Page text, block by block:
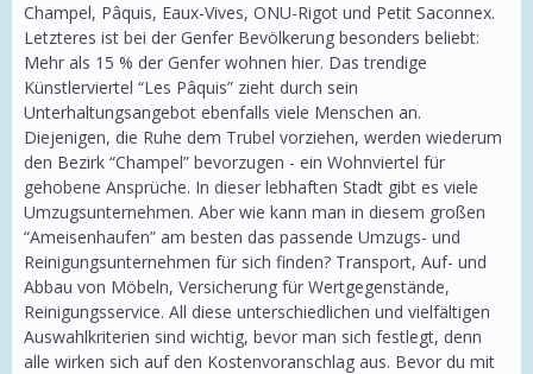
Champel, Pâquis, Eaux-Vives, ONU-Rigot und Petit Saconnex.
Letzteres ist bei der Genfer Bevölkerung besonders beliebt:
Mehr als 15 % der Genfer wohnen hier. Das trendige
Künstlerviertel “Les Pâquis” zieht durch sein
Unterhaltungsangebot ebenfalls viele Menschen an.
Diejenigen, die Ruhe dem Trubel vorziehen, werden wiederum
den Bezirk “Champel” bevorzugen - ein Wohnviertel für
gehobene Ansprüche. In dieser lebhaften Stadt gibt es viele
Umzugsunternehmen. Aber wie kann man in diesem großen
“Ameisenhaufen” am besten das passende Umzugs- und
Reinigungsunternehmen für sich finden? Transport, Auf- und
Abbau von Möbeln, Versicherung für Wertgegenstände,
Reinigungsservice. All diese unterschiedlichen und vielfältigen
Auswahlkriterien sind wichtig, bevor man sich festlegt, denn
alle wirken sich auf den Kostenvoranschlag aus. Bevor du mit